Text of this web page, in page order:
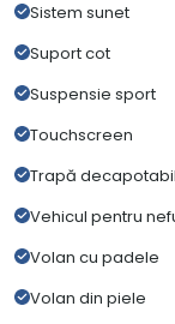
Sistem sunet
Suport cot
Suspensie sport
Touchscreen
Trapă
Vehicul pentru
Volan cu padele
Volan din piele